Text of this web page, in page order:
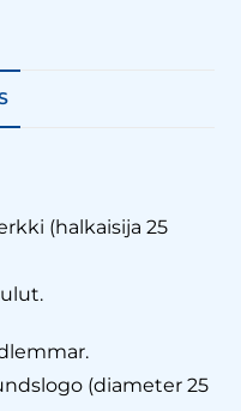
(halkaisija 25
(diameter 25